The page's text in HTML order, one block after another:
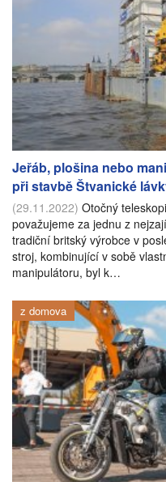
Jeřáb, plošina nebo
při stavbě Štvanické
(29.11.2022) Otočný
považujeme za jednu z
tradiční britský výrobce v
stroj, kombinující v sobě
manipulátoru, byl k…
z domova